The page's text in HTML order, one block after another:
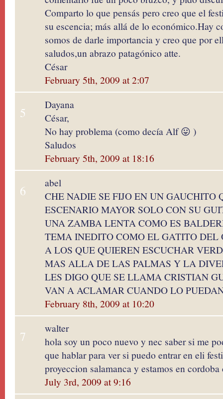
Comparto lo que pensás pero creo que el
su escencia; más allá de lo económico.Hay
somos de darle importancia y creo que por
saludos,un abrazo patagónico atte.
César
February 5th, 2009 at 2:07
5
Dayana
César,
No hay problema (como decía Alf 😛 )
Saludos
February 5th, 2009 at 18:16
6
abel
CHE NADIE SE FIJO EN UN GAUCHITO
ESCENARIO MAYOR SOLO CON SU
UNA ZAMBA LENTA COMO ES
TEMA INEDITO COMO EL GATITO DEL
A LOS QUE QUIEREN ESCUCHAR
MAS ALLA DE LAS PALMAS Y LA
LES DIGO QUE SE LLAMA CRISTIAN
VAN A ACLAMAR CUANDO LO
February 8th, 2009 at 10:20
7
walter
hola soy un poco nuevo y nec saber si me
que hablar para ver si puedo entrar en eli
proyeccion salamanca y estamos en
July 3rd, 2009 at 9:16